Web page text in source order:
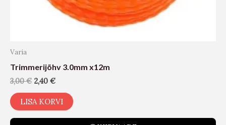
Varia
Trimmerijõhv 3.0mm x12m
3,00€ 2,40 €
LISA KORVI